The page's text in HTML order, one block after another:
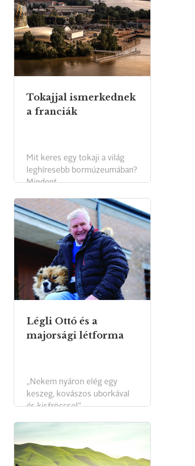
Tokajjal ismerkednek
a franciák
Mit keres egy tokaji a világ
leghíresebb bormúzeumában?
Mindent.
Légli Ottó és a
majorsági létforma
„Nekem nyáron elég egy
keszeg, kovászos uborkával
és kisfröccsel”